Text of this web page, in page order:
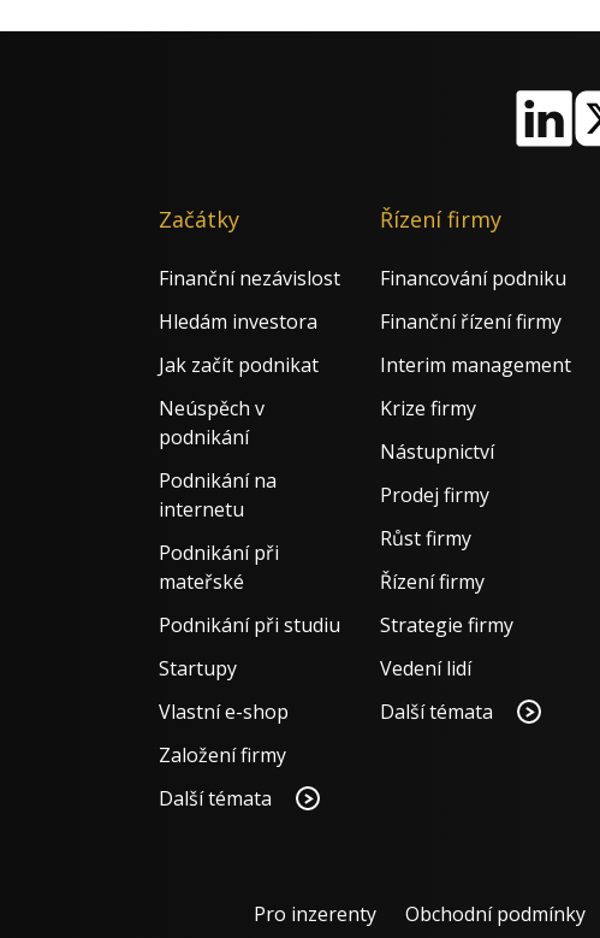
Začátky
Finanční nezávislost
Hledám investora
Jak začít podnikat
Neúspěch v
podnikání
Podnikání na
internetu
Podnikání při
mateřské
Podnikání při studiu
Startupy
Vlastní e-shop
Založení firmy
Další témata
Řízení firmy
Financování podniku
Finanční řízení firmy
Interim management
Krize firmy
Nástupnictví
Prodej firmy
Růst firmy
Řízení firmy
Strategie firmy
Vedení lidí
Další témata
Pro inzerenty Obchodní podmínky